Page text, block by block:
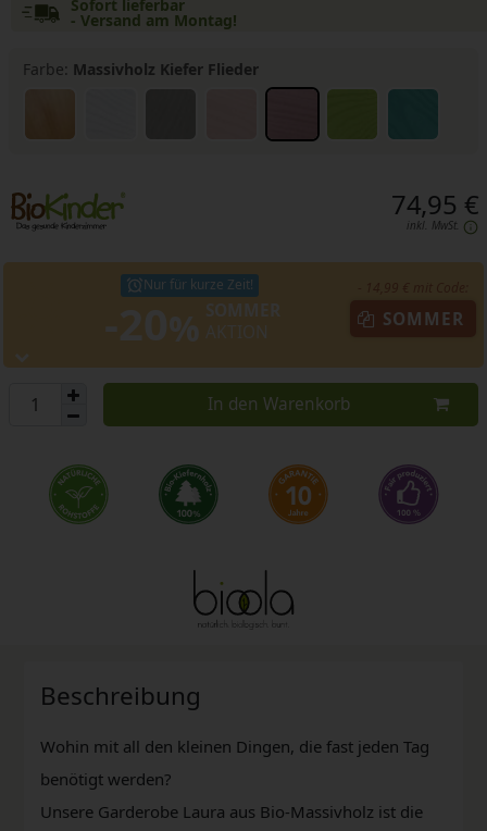
Sofort lieferbar
- Versand am Montag!
Farbe: Massivholz Kiefer Flieder
74,95 €
inkl. MwSt.
Nur für kurze Zeit!
SOMMER
In den Warenkorb
Beschreibung
Wohin mit all den kleinen Dingen, die fast jeden Tag
benötigt werden?
Unsere Garderobe Laura aus Bio-Massivholz ist die